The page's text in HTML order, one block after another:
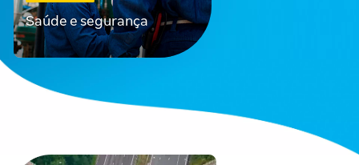
Saúde e segurança